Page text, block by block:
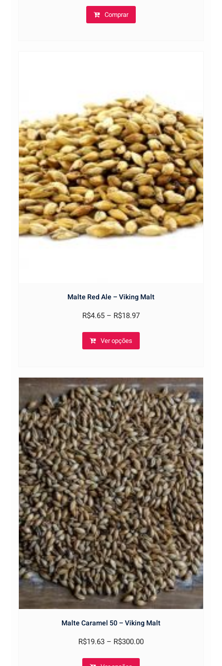
Comprar
Malte Red Ale – Viking Malt
R$4.65– R$18.97
Ver opções
This
variants.
The
options
may
be
chosen
on
the
product
page
Malte Caramel 50 – Viking Malt
R$19.63– R$300.00
This